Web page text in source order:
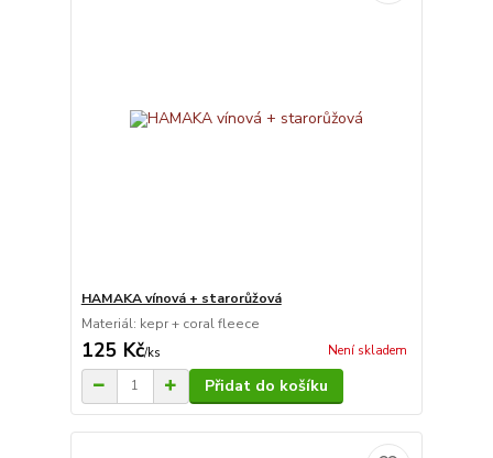
HAMAKA vínová + starorůžová
Materiál: kepr + coral fleece
125 Kč/ks Není skladem
Přidat do košíku